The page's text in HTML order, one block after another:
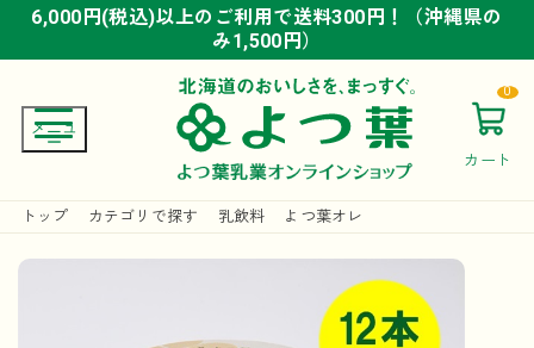
6,000円(税込)以上のご利用で送料300円！（沖縄県の
み1,500円）
6,000円(税込)以上のご利用で送料300円！（沖縄県の
み1,500円）
6,000円(税込)以上のご利用で送料300円！（沖縄県の
み1,500円）
カート
0
トップ カテゴリで探す 乳飲料 よつ葉オレ